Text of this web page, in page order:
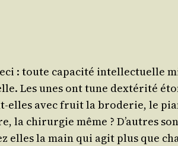
: toute capa­ci­té intel­lec­tuelle
Les unes ont tune dex­té­ri­té
elles avec fruit la bro­de­rie, le
la chi­rur­gie même ? D’autres
elles la main qui agit plus que